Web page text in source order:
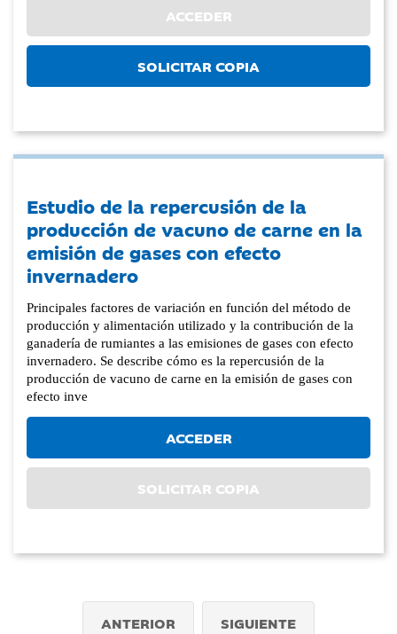
ACCEDER
SOLICITAR COPIA
Estudio de la repercusión de la
producción de vacuno de carne en la
emisión de gases con efecto
invernadero
Principales factores de variación en función del método de
producción y alimentación utilizado y la contribución de la
ganadería de rumiantes a las emisiones de gases con efecto
invernadero. Se describe cómo es la repercusión de la
producción de vacuno de carne en la emisión de gases con
efecto inve
ACCEDER
SOLICITAR COPIA
ANTERIOR SIGUIENTE